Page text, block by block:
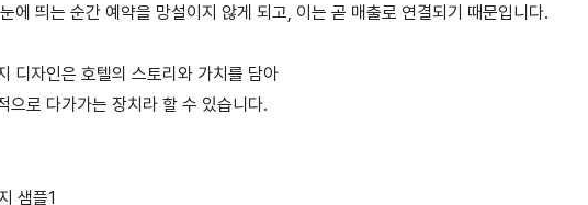
에 띄는 순간 예약을 망설이지 않게 되고, 이는 곧 매출로 연결되기 때문입니다.
디자인은 호텔의 스토리와 가치를 담아
으로 다가가는 장치라 할 수 있습니다.